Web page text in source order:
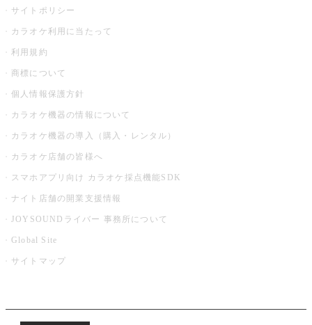
サイトポリシー
カラオケ利用に当たって
利用規約
商標について
個人情報保護方針
カラオケ機器の情報について
カラオケ機器の導入（購入・レンタル）
カラオケ店舗の皆様へ
スマホアプリ向け カラオケ採点機能SDK
ナイト店舗の開業支援情報
JOYSOUNDライバー 事務所について
Global Site
サイトマップ